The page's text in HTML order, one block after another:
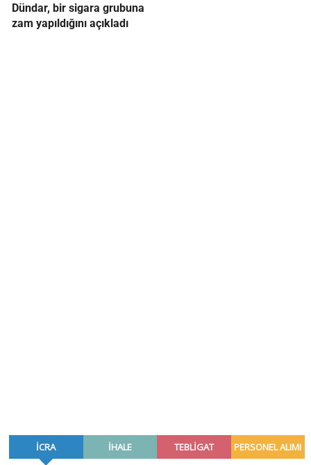
Dündar, bir sigara grubuna
zam yapıldığını açıkladı